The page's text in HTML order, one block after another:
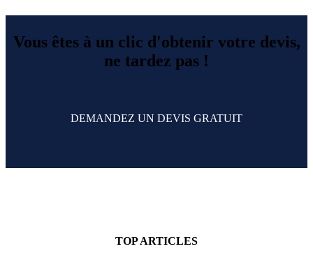
Vous êtes à un clic d'obtenir votre devis,
ne tardez pas !
DEMANDEZ UN DEVIS GRATUIT
TOP ARTICLES